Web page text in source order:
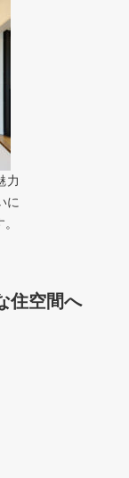
力
に
住空間へ